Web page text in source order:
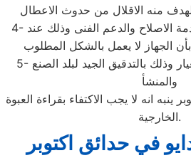
4- الاختيار الصحيح لمقدم خدمة الاصلاح والدعم الفنى وذلك عند
5- التأكد من أصلية قطع الغيار وذلك بالتدقيق الجيد لبلد الصنع
والمنشأ
ينبه انه لا يجب الاكتفاء بقراءة العبوة
الخارجية.
في حدائق اكتوبر